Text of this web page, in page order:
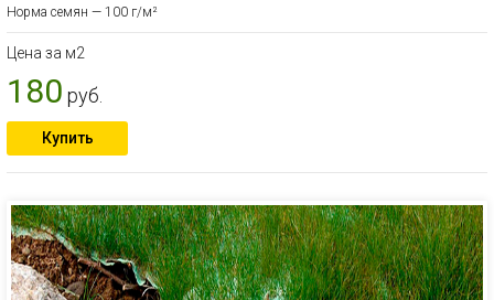
Норма семян — 100 г/м²
Цена за м2
180 руб.
Купить